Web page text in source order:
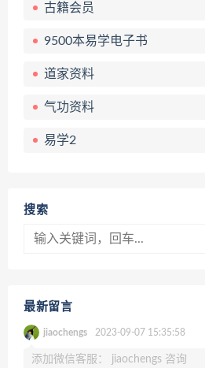
古籍会员
9500本易学电子书
道家资料
气功资料
易学2
搜索
最新留言
jiaochengs 2023-09-07 15:35:58
添加微信客服： jiaochengs 咨询